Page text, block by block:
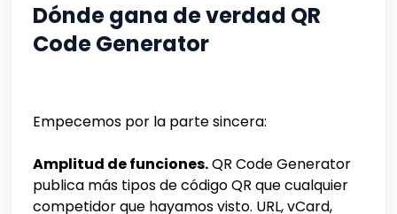
Dónde gana de verdad QR
Code Generator
Empecemos por la parte sincera:
Amplitud de funciones.QR Code Generator
publica más tipos de código QR que cualquier
competidor que hayamos visto. URL, vCard,